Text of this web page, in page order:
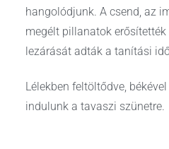
hangolódjunk. A csend, az
megélt pillanatok
lezárását adták a tanítási
Lélekben feltöltődve,
indulunk a tavaszi szünetre.